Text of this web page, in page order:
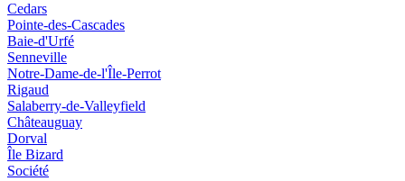
Cedars
Pointe-des-Cascades
Baie-d'Urfé
Senneville
Notre-Dame-de-l'Île-Perrot
Rigaud
Salaberry-de-Valleyfield
Châteauguay
Dorval
Île Bizard
Société